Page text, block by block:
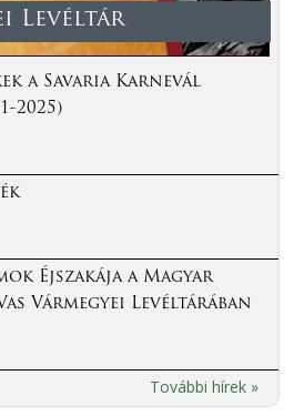
Levéltár
a Savaria Karnevál
2025)
Éjszakája a Magyar
Vármegyei Levéltárában
További hírek »